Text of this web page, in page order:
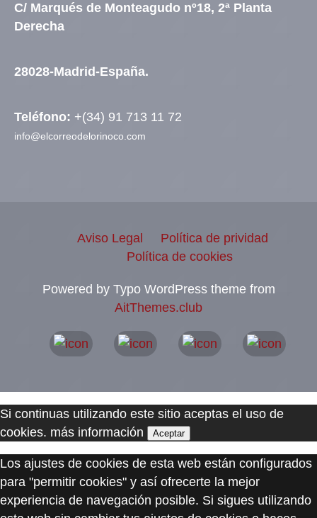
C/ Marqués de Monteagudo nº18, 2ª Planta
Derecha
28028-Madrid-España.
Teléfono: +(34) 91 713 11 72
info@elcorreodelorinoco.com
Aviso Legal
Política de prividad
Política de cookies
Powered by Typo WordPress theme from
AitThemes.club
Si continuas utilizando este sitio aceptas el uso de
cookies. más información Aceptar
Los ajustes de cookies de esta web están configurados
para "permitir cookies" y así ofrecerte la mejor
experiencia de navegación posible. Si sigues utilizando